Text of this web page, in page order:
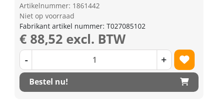
Artikelnummer: 1861442
Niet op voorraad
Fabrikant artikel nummer: T027085102
€ 88,52 excl. BTW
- +
Bestel nu!